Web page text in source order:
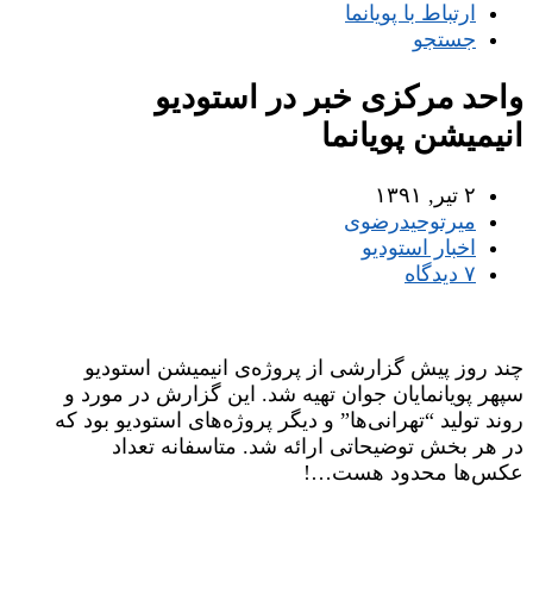
ارتباط با پویانما
جستجو
واحد مرکزی خبر در استودیو
انیمیشن پویانما
۲ تیر, ۱۳۹۱
میر‌توحیدرضوی
اخبار استودیو
۷ دیدگاه
چند روز پیش گزارشی از پروژه‌‌ی انیمیشن استودیو
سپهر پویانمایان جوان تهیه شد. این گزارش در مورد و
روند تولید “تهرانی‌ها” و دیگر پروژه‌های استودیو بود که
در هر بخش توضیحاتی ارائه شد. متاسفانه تعداد
عکس‌ها محدود هست…!